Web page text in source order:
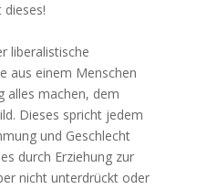
liberalistische
aus einem Menschen
alles machen, dem
Dieses spricht jedem
und Geschlecht
durch Erziehung zur
nicht unterdrückt oder